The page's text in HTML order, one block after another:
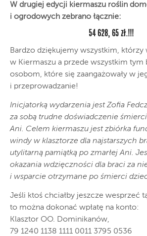
W drugiej edycji kiermaszu roślin
i ogrodowych zebrano łącznie:
54 628, 65 zł.!!!
Bardzo dziękujemy wszystkim, którzy
w Kiermaszu a przede wszystkim tym
osobom, które się zaangażowały w
i przeprowadzanie!
Inicjatorką wydarzenia jest Zofia
za sobą trudne doświadczenie
Ani. Celem kiermaszu jest zbiórka
windy w klasztorze dla najstarszych
utylitarną pamiątką po zmarłej Ani.
okazania wdzięczności dla braci za
i wsparcie otrzymane po śmierci
Jeśli ktoś chciałby jeszcze wesprzeć
to można dokonać wpłatę na konto:
Klasztor OO. Dominikanów,
79 1240 1138 1111 0011 3795 0536